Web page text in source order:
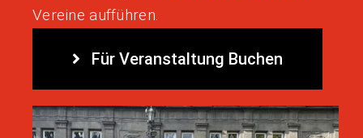
Vereine aufführen.
Für Veranstaltung Buchen